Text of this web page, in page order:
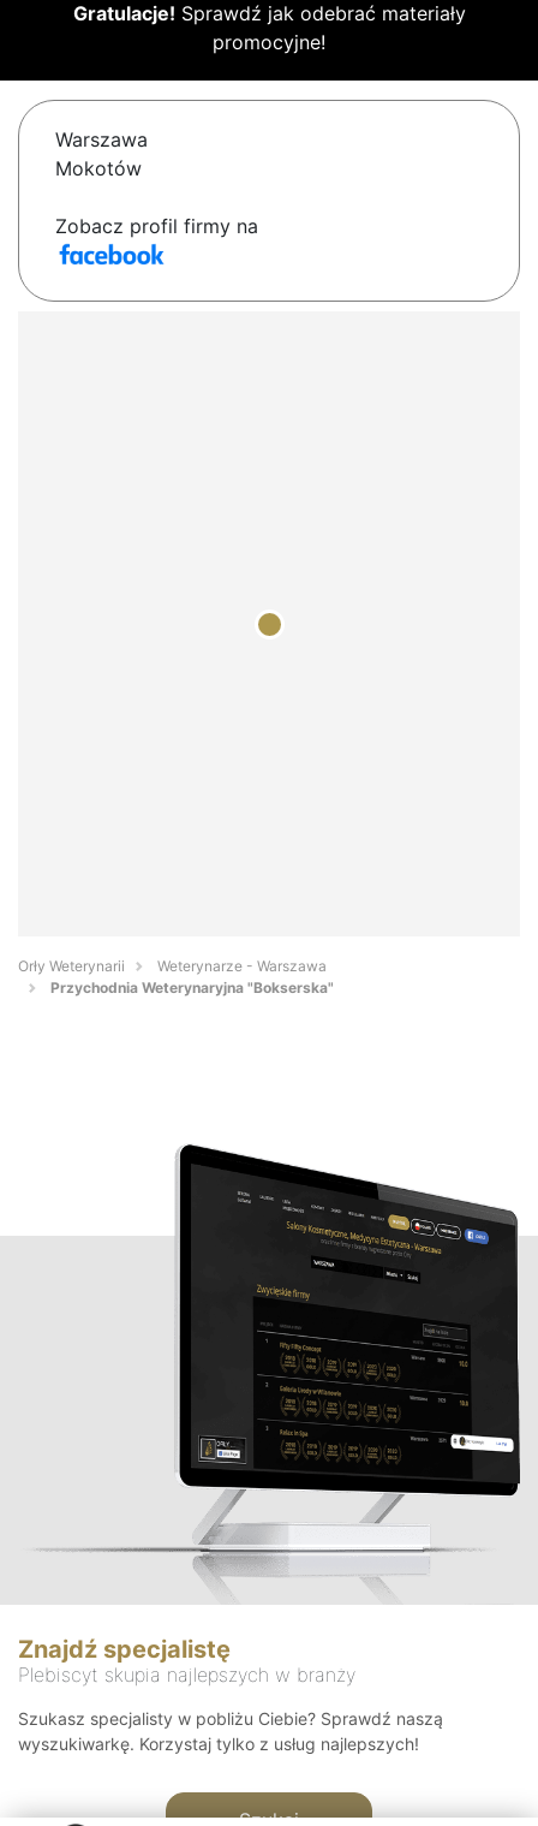
Gratulacje! Sprawdź jak odebrać materiały
promocyjne!
Warszawa
Mokotów
Zobacz profil firmy na
Orły Weterynarii
Weterynarze - Warszawa
Przychodnia Weterynaryjna "Bokserska"
Znajdź specjalistę
Plebiscyt skupia najlepszych w branży
Szukasz specjalisty w pobliżu Ciebie? Sprawdź naszą
wyszukiwarkę. Korzystaj tylko z usług najlepszych!
Szukaj